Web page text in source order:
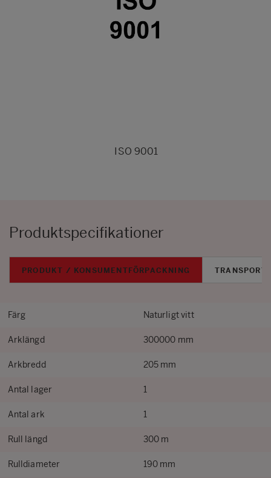
ISO 9001
Produktspecifikationer
PRODUKT / KONSUMENTFÖRPACKNING
Färg Naturligt vitt
Arklängd 300000 mm
Arkbredd 205 mm
Antal lager 1
Antal ark 1
Rull längd 300 m
Rulldiameter 190 mm